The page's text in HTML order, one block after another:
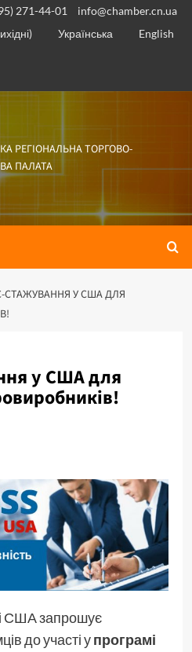
271-44-01
info@chamber.cn.ua
Українська
English
РЕГІОНАЛЬНА ТОРГОВО-
ПАЛАТА
СТАЖУВАННЯ У США ДЛЯ
у США для
США запрошує
до участі упрограмі